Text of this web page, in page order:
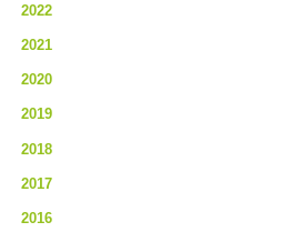
2022
2021
2020
2019
2018
2017
2016